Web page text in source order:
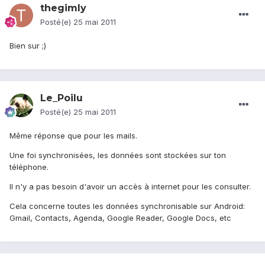
thegimly
Posté(e) 25 mai 2011
Bien sur ;)
Le_Poilu
Posté(e) 25 mai 2011
Même réponse que pour les mails.
Une foi synchronisées, les données sont stockées sur ton
téléphone.
Il n'y a pas besoin d'avoir un accès à internet pour les consulter.
Cela concerne toutes les données synchronisable sur Android:
Gmail, Contacts, Agenda, Google Reader, Google Docs, etc